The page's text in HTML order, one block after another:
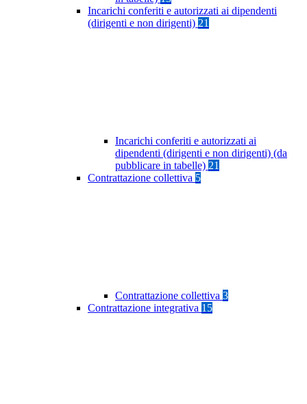
Incarichi conferiti e autorizzati ai dipendenti
(dirigenti e non dirigenti) 21
Incarichi conferiti e autorizzati ai
dipendenti (dirigenti e non dirigenti) (da
pubblicare in tabelle) 21
Contrattazione collettiva 5
Contrattazione collettiva 3
Contrattazione integrativa 15